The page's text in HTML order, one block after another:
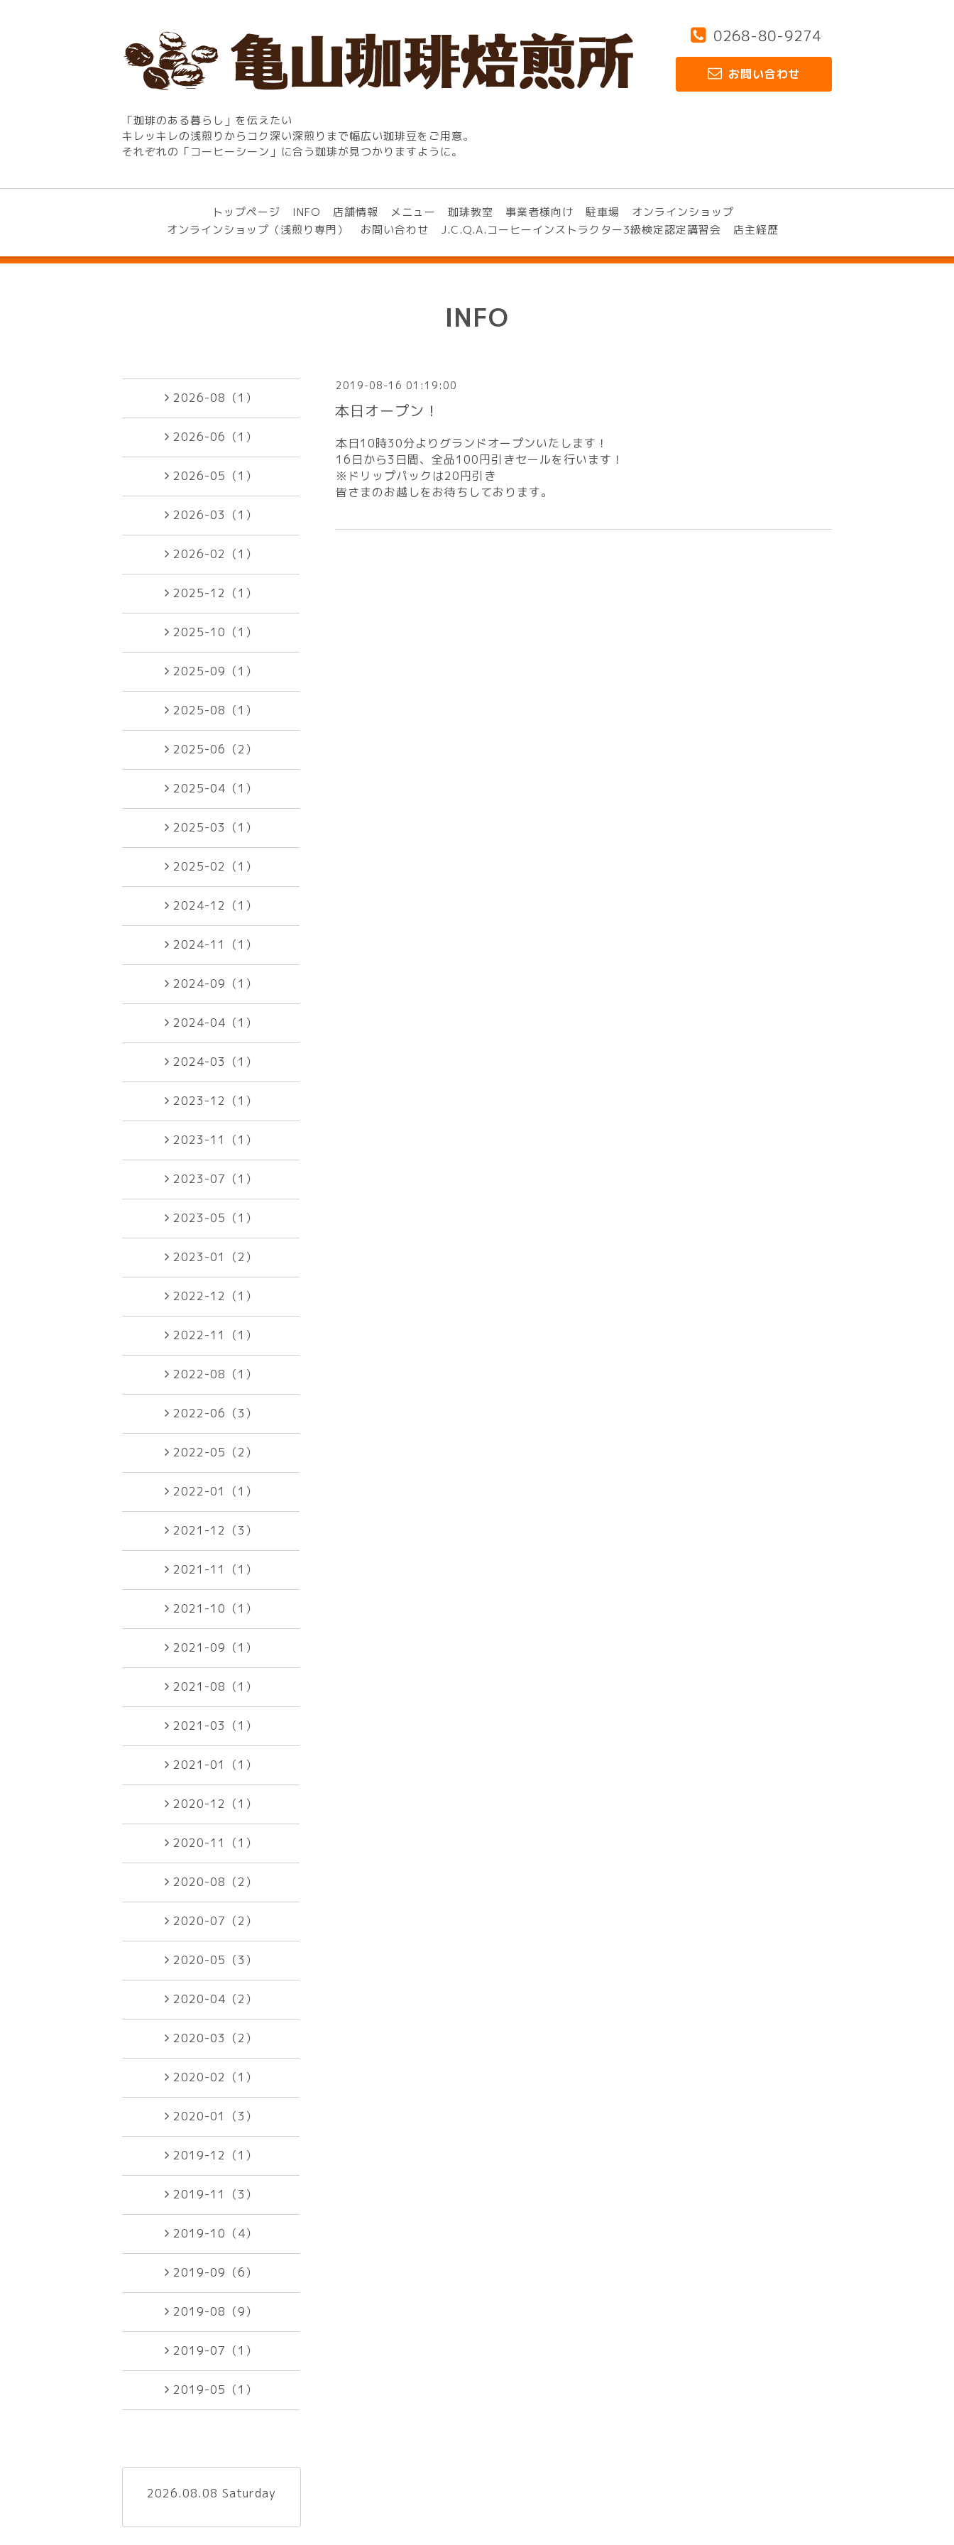
0268-80-9274
お問い合わせ
「珈琲のある暮らし」を伝えたい
キレッキレの浅煎りからコク深い深煎りまで幅広い珈琲豆をご用意。
それぞれの「コーヒーシーン」に合う珈琲が見つかりますように。
トップページ INFO 店舗情報 メニュー 珈琲教室 事業者様向け 駐車場
オンラインショップ
オンラインショップ（浅煎り専門）
お問い合わせ J.C.Q.A.コーヒーインストラクター3級検定認定講習会 店主経歴
INFO
2019-08-16 01:19:00
本日オープン！
本日10時30分よりグランドオープンいたします！
16日から3日間、全品100円引きセールを行います！
※ドリップパックは20円引き
皆さまのお越しをお待ちしております。
2026-08（1）
2026-06（1）
2026-05（1）
2026-03（1）
2026-02（1）
2025-12（1）
2025-10（1）
2025-09（1）
2025-08（1）
2025-06（2）
2025-04（1）
2025-03（1）
2025-02（1）
2024-12（1）
2024-11（1）
2024-09（1）
2024-04（1）
2024-03（1）
2023-12（1）
2023-11（1）
2023-07（1）
2023-05（1）
2023-01（2）
2022-12（1）
2022-11（1）
2022-08（1）
2022-06（3）
2022-05（2）
2022-01（1）
2021-12（3）
2021-11（1）
2021-10（1）
2021-09（1）
2021-08（1）
2021-03（1）
2021-01（1）
2020-12（1）
2020-11（1）
2020-08（2）
2020-07（2）
2020-05（3）
2020-04（2）
2020-03（2）
2020-02（1）
2020-01（3）
2019-12（1）
2019-11（3）
2019-10（4）
2019-09（6）
2019-08（9）
2019-07（1）
2019-05（1）
2026.08.08 Saturday